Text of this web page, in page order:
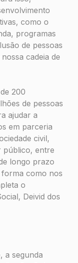
como o
programas
de pessoas
cadeia de
200
de pessoas
ajudar a
em parceria
civil,
público, entre
longo prazo
como nos
o
Deivid dos
a segunda